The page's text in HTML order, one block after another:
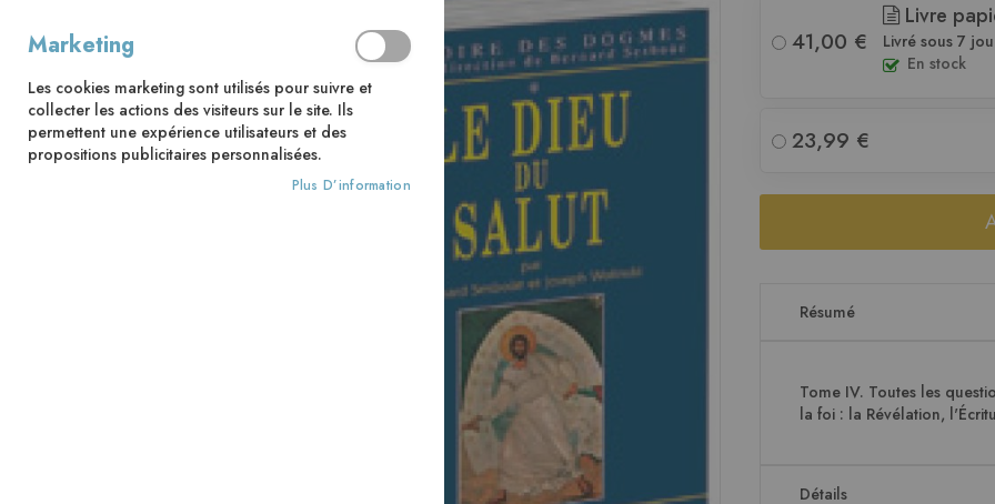
41,00 €
Livre
Livré sous 7
En stock
23,99 €
Résumé
Tome IV. Toutes les
la foi : la Révélation,
Détails
Marketing
Les cookies marketing sont utilisés pour suivre et
collecter les actions des visiteurs sur le site. Ils
permettent une expérience utilisateurs et des
propositions publicitaires personnalisées.
Plus D’information